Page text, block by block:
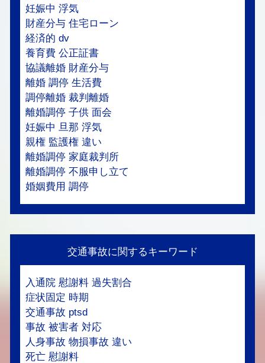
妊娠中 浮気
財産分与 住宅ローン
経済的 dv
養育費 公正証書
協議離婚 財産分与
離婚 調停 生活費
調停離婚 裁判離婚
離婚調停 子供 面会
妊娠中 旦那 浮気
親権 監護権 違い
離婚調停 家庭裁判所
離婚調停 不服申し立て
婚姻費用 調停
交通事故に関するキーワード
入通院 慰謝料 過失割合
症状固定 時期
交通事故 ptsd
事故 被害者 対応
人身事故 物損事故 違い
死亡 慰謝料